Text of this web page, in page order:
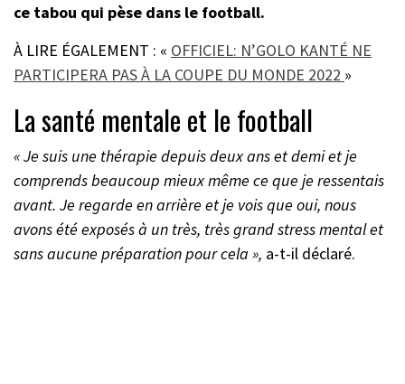
ce tabou qui pèse dans le football.
À LIRE ÉGALEMENT : « OFFICIEL: N’GOLO KANTÉ NE
PARTICIPERA PAS À LA COUPE DU MONDE 2022 »
La santé mentale et le football
« Je suis une thérapie depuis deux ans et demi et je
comprends beaucoup mieux même ce que je ressentais
avant. Je regarde en arrière et je vois que oui, nous
avons été exposés à un très, très grand stress mental et
sans aucune préparation pour cela », a-t-il déclaré.